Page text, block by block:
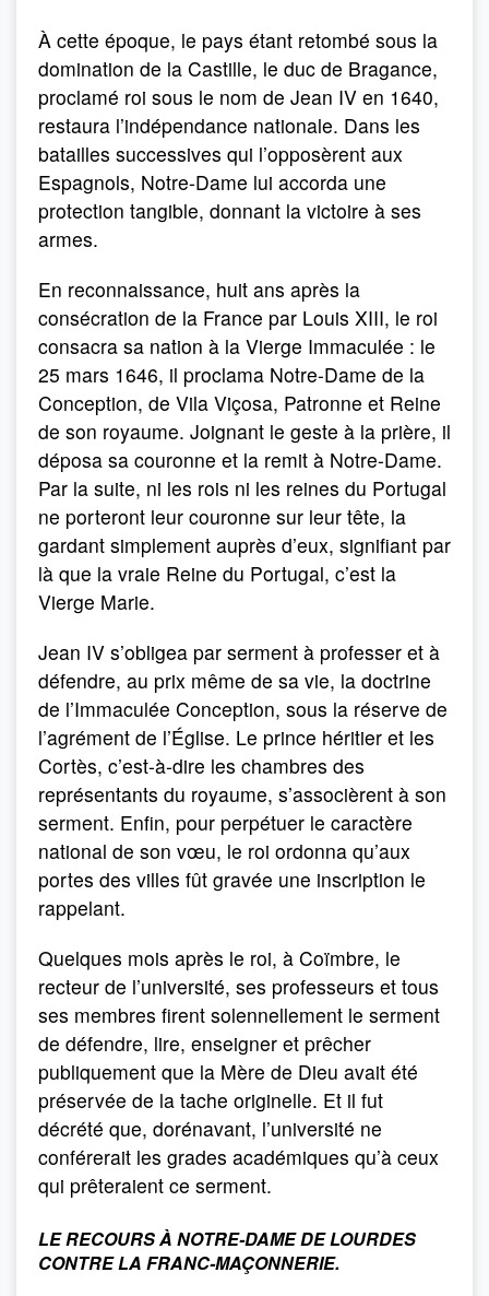
À cette époque, le pays étant retombé sous la
domination de la Castille, le duc de Bragance,
proclamé roi sous le nom de Jean IV en 1640,
restaura l’indépendance nationale. Dans les
batailles successives qui l’opposèrent aux
Espagnols, Notre-Dame lui accorda une
protection tangible, donnant la victoire à ses
armes.
En reconnaissance, huit ans après la
consécration de la France par Louis XIII, le roi
consacra sa nation à la Vierge Immaculée : le
25 mars 1646, il proclama Notre-Dame de la
Conception, de Vila Viçosa, Patronne et Reine
de son royaume. Joignant le geste à la prière, il
déposa sa couronne et la remit à Notre-Dame.
Par la suite, ni les rois ni les reines du Portugal
ne porteront leur couronne sur leur tête, la
gardant simplement auprès d’eux, signifiant par
là que la vraie Reine du Portugal, c’est la
Vierge Marie.
Jean IV s’obligea par serment à professer et à
défendre, au prix même de sa vie, la doctrine
de l’Immaculée Conception, sous la réserve de
l’agrément de l’Église. Le prince héritier et les
Cortès, c’est-à-dire les chambres des
représentants du royaume, s’associèrent à son
serment. Enfin, pour perpétuer le caractère
national de son vœu, le roi ordonna qu’aux
portes des villes fût gravée une inscription le
rappelant.
Quelques mois après le roi, à Coïmbre, le
recteur de l’université, ses professeurs et tous
ses membres firent solennellement le serment
de défendre, lire, enseigner et prêcher
publiquement que la Mère de Dieu avait été
préservée de la tache originelle. Et il fut
décrété que, dorénavant, l’université ne
conférerait les grades académiques qu’à ceux
qui prêteraient ce serment.
LE RECOURS À NOTRE-DAME DE LOURDES
CONTRE LA FRANC-MAÇONNERIE.